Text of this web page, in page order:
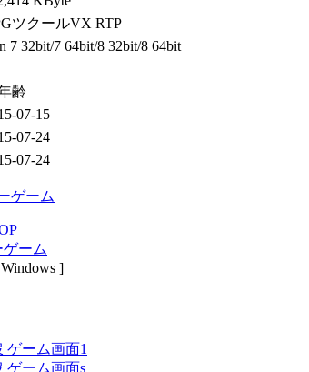
ツクールVX RTP
7 32bit/7 64bit/8 32bit/8 64bit
齢
07-15
07-24
07-24
ゲーム
ーム
]